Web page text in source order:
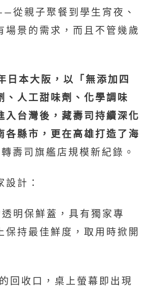
從親子聚餐到學生宵夜、
場景的需求，而且不管幾歲
本大阪，以「無添加四
、人工甜味劑、化學調味
入台灣後，藏壽司持續深化
縣市，更在高雄打造了海
壽司旗艦店規模新紀錄。
計：
明保鮮蓋，具有獨家專
持最佳鮮度，取用時掀開
回收口，桌上螢幕即出現